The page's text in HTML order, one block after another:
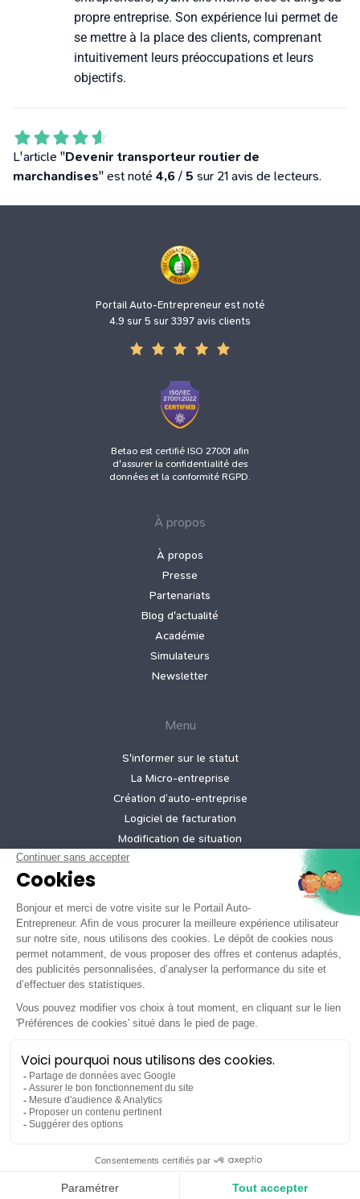
propre entreprise. Son expérience lui permet de
se mettre à la place des clients, comprenant
intuitivement leurs préoccupations et leurs
objectifs.
L'article "Devenir transporteur routier de
marchandises" est noté 4,6 / 5 sur 21 avis de lecteurs.
Portail Auto-Entrepreneur est noté
4.9 sur 5 sur 3397 avis clients
Betao est certifié ISO 27001 afin
d'assurer la confidentialité des
données et la conformité RGPD.
À propos
À propos
Presse
Partenariats
Blog d'actualité
Académie
Simulateurs
Newsletter
Menu
S'informer sur le statut
La Micro‑entreprise
Création d’auto‑entreprise
Logiciel de facturation
Modification de situation
Création micro-entreprise gratuite
Informations légales
Mentions légales
Politique de confidentialité
Conditions générales d'utilisation
Tous droits réservés ©2026